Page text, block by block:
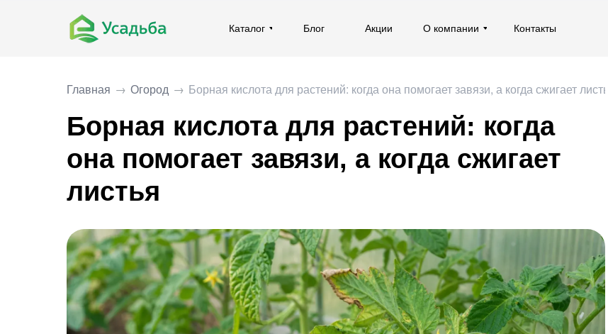
Каталог О компании
Блог Акции Контакты
Каталог О компании
Блог Акции Контакты
Главная → Огород → Борная кислота для растений: когда она помогает завязи, а когда сжигает листья
Борная кислота для растений: когда
она помогает завязи, а когда сжигает
листья